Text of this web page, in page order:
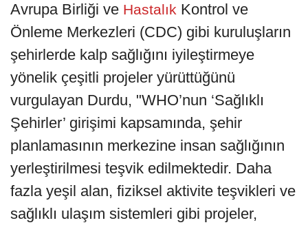
Avrupa Birliği ve Hastalık Kontrol ve
Önleme Merkezleri (CDC) gibi kuruluşların
şehirlerde kalp sağlığını iyileştirmeye
yönelik çeşitli projeler yürüttüğünü
vurgulayan Durdu, "WHO’nun ‘Sağlıklı
Şehirler’ girişimi kapsamında, şehir
planlamasının merkezine insan sağlığının
yerleştirilmesi teşvik edilmektedir. Daha
fazla yeşil alan, fiziksel aktivite teşvikleri ve
sağlıklı ulaşım sistemleri gibi projeler,